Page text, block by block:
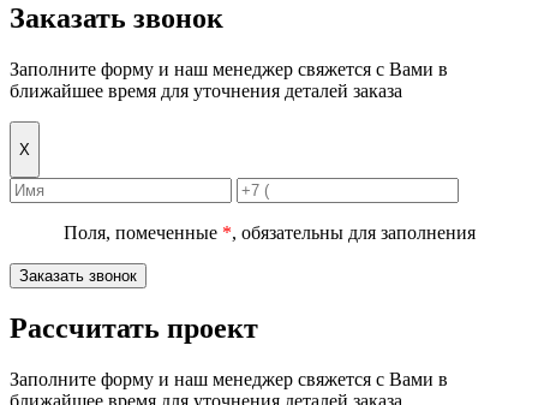
Заказать звонок
Заполните форму и наш менеджер свяжется с Вами в
ближайшее время для уточнения деталей заказа
Х
Поля, помеченные *, обязательны для заполнения
Заказать звонок
Рассчитать проект
Заполните форму и наш менеджер свяжется с Вами в